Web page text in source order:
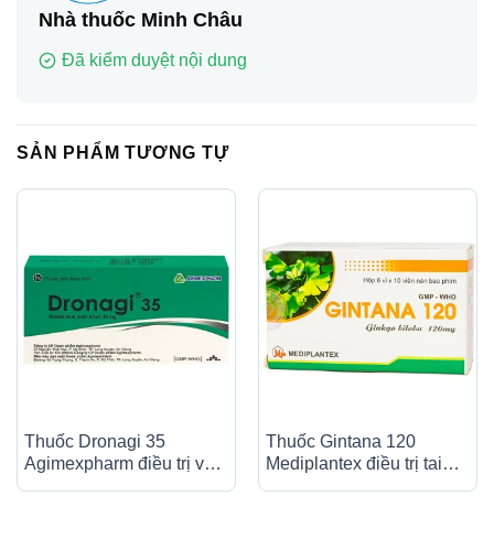
Nhà thuốc Minh Châu
Đã kiểm duyệt nội dung
SẢN PHẨM TƯƠNG TỰ
Thuốc Dronagi 35
Agimexpharm điều trị và
Thuốc Gintana 120
Mediplantex điều trị tai